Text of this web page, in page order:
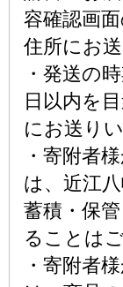
容確認画
住所にお
・発送の
日以内を
にお送り
・寄附者
は、近江
蓄積・保
ることは
・寄附者